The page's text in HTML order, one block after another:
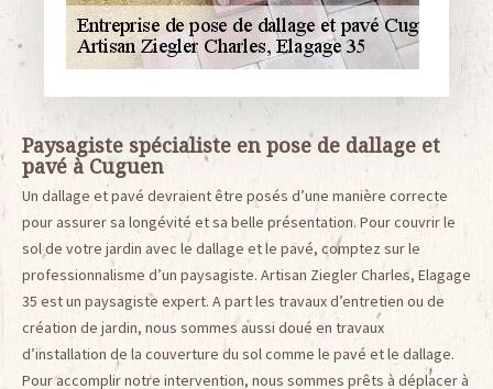
Paysagiste spécialiste en pose de dallage et
pavé à Cuguen
Un dallage et pavé devraient être posés d’une manière correcte
pour assurer sa longévité et sa belle présentation. Pour couvrir le
sol de votre jardin avec le dallage et le pavé, comptez sur le
professionnalisme d’un paysagiste. Artisan Ziegler Charles, Elagage
35 est un paysagiste expert. A part les travaux d’entretien ou de
création de jardin, nous sommes aussi doué en travaux
d’installation de la couverture du sol comme le pavé et le dallage.
Pour accomplir notre intervention, nous sommes prêts à déplacer à